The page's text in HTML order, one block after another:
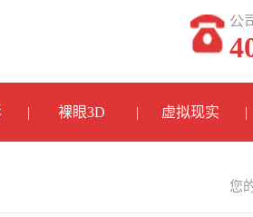
公
裸眼3D 虚拟现实
您